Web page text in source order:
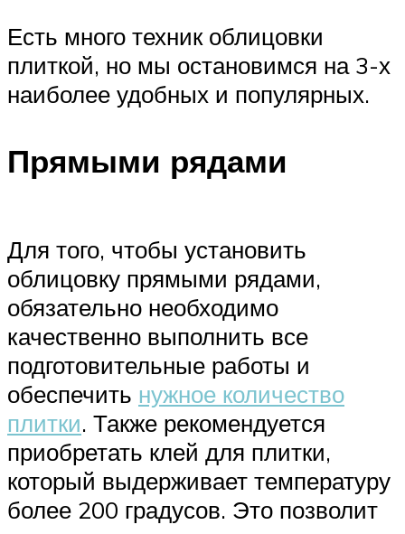
Есть много техник облицовки
плиткой, но мы остановимся на 3-х
наиболее удобных и популярных.
Прямыми рядами
Для того, чтобы установить
облицовку прямыми рядами,
обязательно необходимо
качественно выполнить все
подготовительные работы и
обеспечить нужное количество
плитки. Также рекомендуется
приобретать клей для плитки,
который выдерживает температуру
более 200 градусов. Это позволит